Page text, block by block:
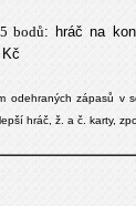
bodů: hráč na
odehraných zápasů v
hráč, ž. a č. karty,